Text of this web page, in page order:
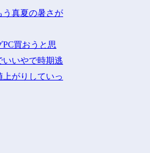
う真夏の暑さが
買おうと思
いいやで時期逃
上がりしていっ